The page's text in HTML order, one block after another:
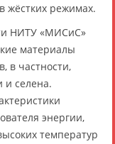
жёстких режимах.
НИТУ «МИСиС»
материалы
в частности,
и селена.
энергии,
температур